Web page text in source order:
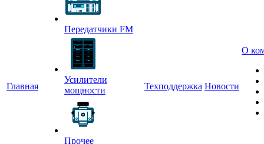
Главная
Передатчики FM
Усилители
мощности
Прочее
Техподдержка Новости
О